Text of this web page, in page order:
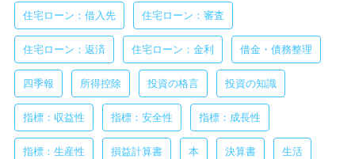
住宅ローン：借入先 住宅ローン：審査
住宅ローン：返済 住宅ローン：金利 借金・債務整理
四季報 所得控除 投資の格言 投資の知識
指標：収益性 指標：安全性 指標：成長性
指標：生産性 損益計算書 本 決算書 生活